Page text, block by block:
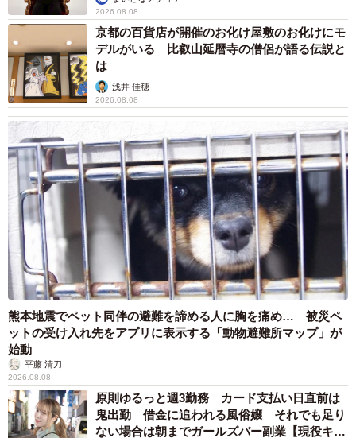
2026.08.08
京都の百貨店が開催のお化け屋敷のお化けにモ
デルがいる 比叡山延暦寺の僧侶が語る伝説と
は
浅井 佳穂
2026.08.08
熊本地震でペット同伴の避難を諦める人に胸を痛め… 被災ペ
ットの受け入れ先をアプリに表示する「動物避難所マップ」が
始動
平藤 清刀
2026.08.08
原則ゆるっと週3勤務 カード支払い日直前は
鬼出勤 借金に追われる風俗嬢 それでも足り
ない場合は朝までガールズバー副業【現役キャ